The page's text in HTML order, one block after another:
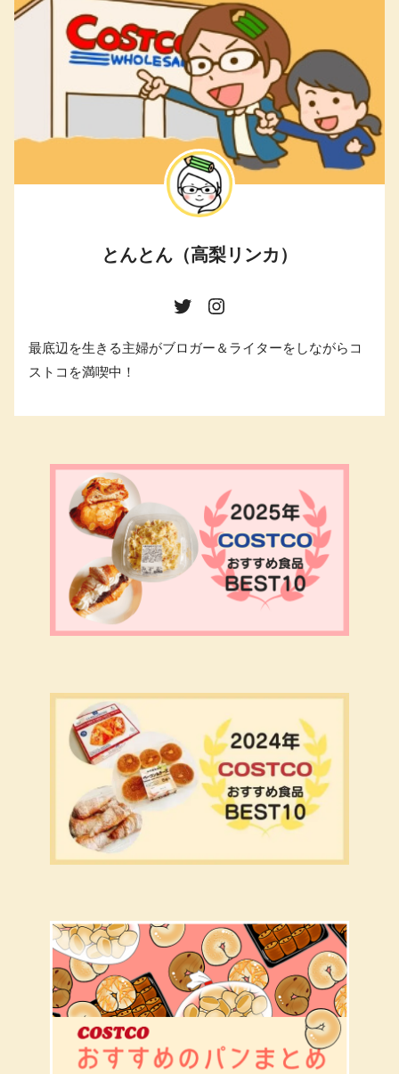
とんとん（高梨リンカ）
最底辺を生きる主婦がブロガー＆ライターをしながらコ
ストコを満喫中！